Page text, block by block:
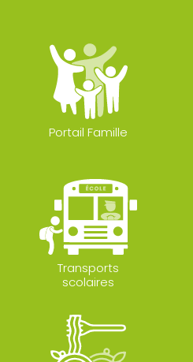
Portail Famille
Transports
scolaires